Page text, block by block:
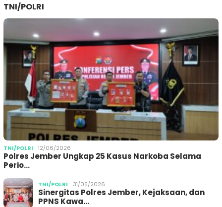
TNI/POLRI
TNI/POLRI 12/06/2026
Polres Jember Ungkap 25 Kasus Narkoba Selama
Perio…
TNI/POLRI 31/05/2026
Sinergitas Polres Jember, Kejaksaan, dan
PPNS Kawa…